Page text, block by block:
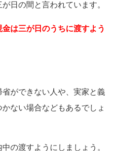
日の間と言われています。
は三が日のうちに渡すよう
ができない人や、実家と義
ない場合などもあるでしょ
の渡すようにしましょう。